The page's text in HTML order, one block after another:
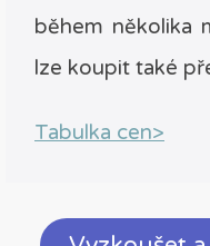
během několika
lze koupit také
Tabulka cen>